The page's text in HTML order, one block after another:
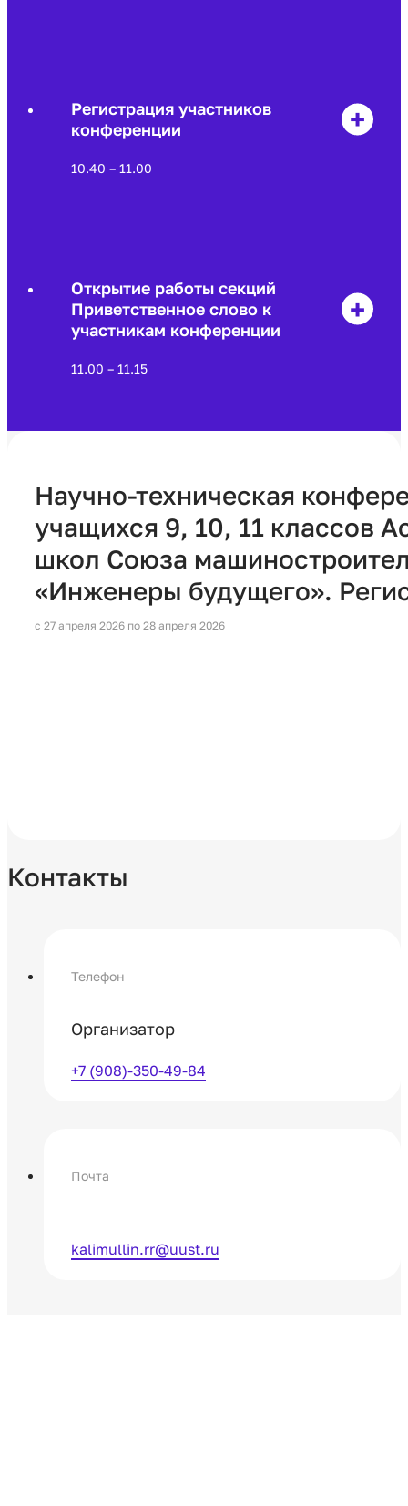
Регистрация участников
конференции
10.40 – 11.00
Открытие работы секций
Приветственное слово к
участникам конференции
11.00 – 11.15
Научно-техническая
учащихся 9, 10, 11 классов
школ Союза
«Инженеры будущего».
с 27 апреля 2026 по 28 апреля 2026
Контакты
Телефон
Организатор
+7 (908)-350-49-84
Почта
kalimullin.rr@uust.ru